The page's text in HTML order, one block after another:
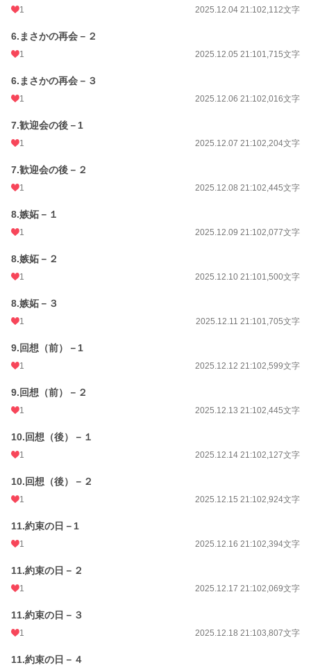
1 2025.12.04 21:102,112文字
6.まさかの再会－２
1 2025.12.05 21:101,715文字
6.まさかの再会－３
1 2025.12.06 21:102,016文字
7.歓迎会の後－1
1 2025.12.07 21:102,204文字
7.歓迎会の後－２
1 2025.12.08 21:102,445文字
8.嫉妬－１
1 2025.12.09 21:102,077文字
8.嫉妬－２
1 2025.12.10 21:101,500文字
8.嫉妬－３
1 2025.12.11 21:101,705文字
9.回想（前）－1
1 2025.12.12 21:102,599文字
9.回想（前）－２
1 2025.12.13 21:102,445文字
10.回想（後）－１
1 2025.12.14 21:102,127文字
10.回想（後）－２
1 2025.12.15 21:102,924文字
11.約束の日－1
1 2025.12.16 21:102,394文字
11.約束の日－２
1 2025.12.17 21:102,069文字
11.約束の日－３
1 2025.12.18 21:103,807文字
11.約束の日－４